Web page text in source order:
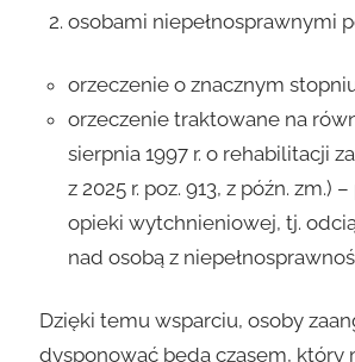
osobami niepełnosprawnymi
orzeczenie o znacznym
orzeczenie traktowane na
sierpnia 1997 r. o rehabilitacji
z 2025 r. poz. 913, z późn.
opieki wytchnieniowej, tj.
nad osobą z
Dzięki temu wsparciu, osoby
dysponować będą czasem, który